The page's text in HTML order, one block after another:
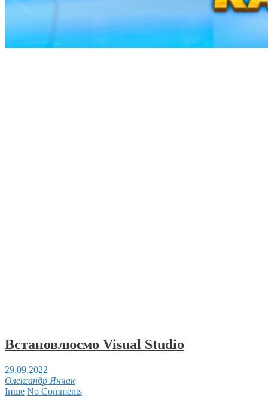
Встановлюємо Visual Studio
29.09.2022
Олександр Янчак
Інше No Comments